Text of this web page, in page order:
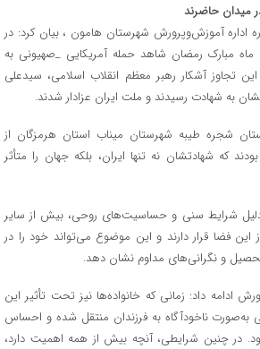
میدان حاضرند
اداره آموزش‌وپرورش شهرستان هامون ، بیان کرد: در
مبارک رمضان شاهد حمله آمریکایی _صهیونی به
تجاوز آشکار رهبر معظم انقلاب اسلامی، سیدعلی
به شهادت رسیدند و ملت ایران عزادار شدند.
شجره طیبه شهرستان میناب استان هرمزگان از
که شهادتشان نه تنها ایران، بلکه جهان را متأثر
شرایط سنی و حساسیت‌های روحی، بیش از سایر
این فضا قرار دارند و این موضوع می‌تواند خود را در
و نگرانی‌های مداوم نشان دهد.
ادامه داد: زمانی که خانواده‌ها نیز تحت تأثیر این
به‌صورت ناخودآگاه به فرزندان منتقل شده و احساس
در چنین شرایطی، آنچه بیش از همه اهمیت دارد،